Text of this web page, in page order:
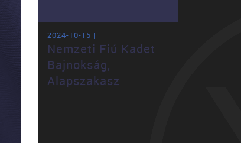
2024-10-15 |
Nemzeti Fiú Kadet
Bajnokság,
Alapszakasz